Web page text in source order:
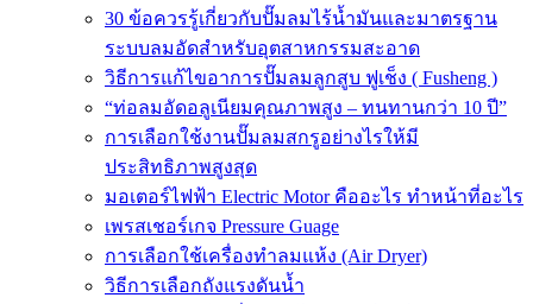
30 ข้อควรรู้เกี่ยวกับปั๊มลมไร้น้ำมันและมาตรฐาน
ระบบลมอัดสำหรับอุตสาหกรรมสะอาด
วิธีการแก้ไขอาการปั๊มลมลูกสูบ ฟูเช็ง ( Fusheng )
“ท่อลมอัดอลูเนียมคุณภาพสูง – ทนทานกว่า 10 ปี”
การเลือกใช้งานปั๊มลมสกรูอย่างไรให้มี
ประสิทธิภาพสูงสุด
มอเตอร์ไฟฟ้า Electric Motor คืออะไร ทำหน้าที่อะไร
เพรสเชอร์เกจ Pressure Guage
การเลือกใช้เครื่องทำลมแห้ง (Air Dryer)
วิธีการเลือกถังแรงดันน้ำ